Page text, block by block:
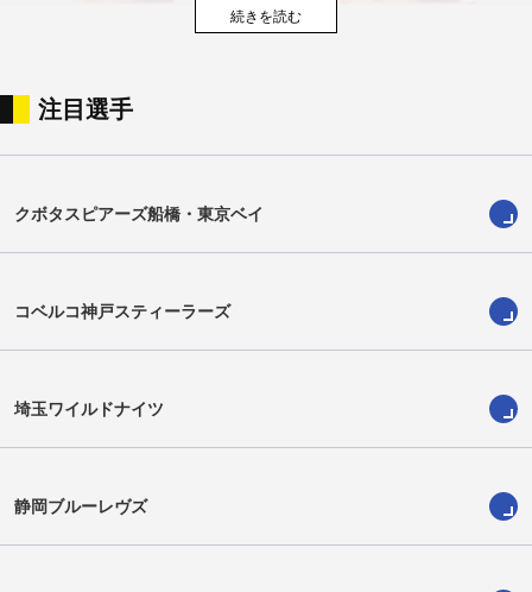
安達航洋
トコキオ・ソシセニ
Sosiceni Tokoqio Tatsuya Kanetsuki
注目選手
クボタスピアーズ船橋・東京ベイ
コベルコ神戸スティーラーズ
埼玉ワイルドナイツ
静岡ブルーレヴズ